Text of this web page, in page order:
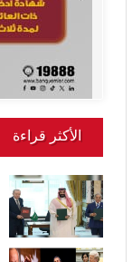
الأكثر قراءة